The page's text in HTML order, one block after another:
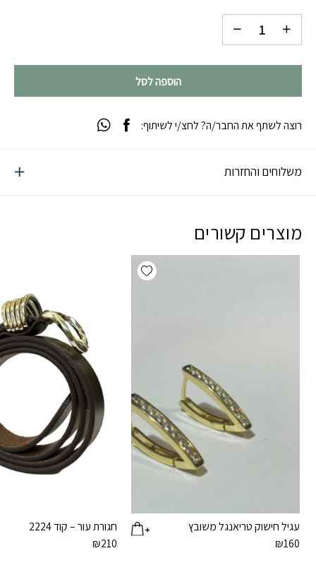
הוספה לסל
משלוחים והחזרות
רוצה לשתף את החבר/ה? לחצ/י לשיתוף:
מוצרים קשורים
Add wishlist
עגיל חישוק טריאנגל משובץ
₪160
חגורת עור – קוד 2224
₪210